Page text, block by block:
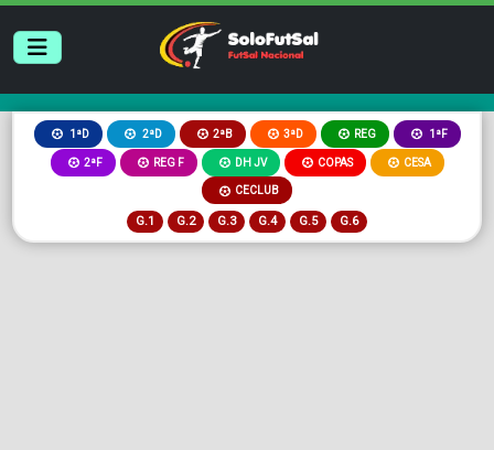
1ªD 2ªD 2ªB 3ªD REG 1ªF
2ªF REG F DH JV COPAS CESA
CECLUB
G.1 G.2 G.3 G.4 G.5 G.6